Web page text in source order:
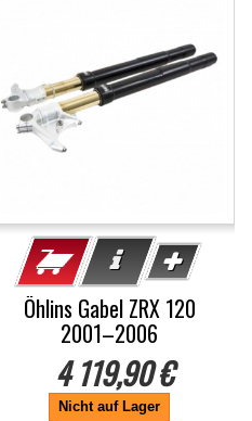
Öhlins Gabel ZRX 120
2001–2006
4 119,90 €
Nicht auf Lager